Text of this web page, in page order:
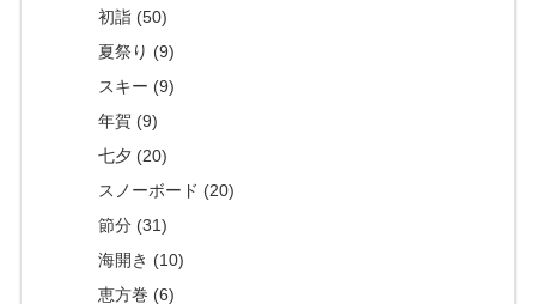
初詣 (50)
夏祭り (9)
スキー (9)
年賀 (9)
七夕 (20)
スノーボード (20)
節分 (31)
海開き (10)
恵方巻 (6)